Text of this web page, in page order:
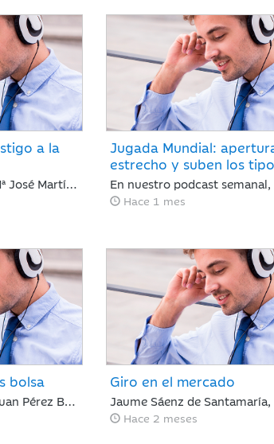
a la
En nuestro podcast, Mª José Martínez Blázquez, analiza una semana de giros radicales: el acuerdo entre EE. UU. e Irán reabre el Estrecho de Ormuz y hunde el petróleo por debajo de los 80 dólares. Mientras tanto, Kevin Warsh debuta en la Fed rompiendo el guion con un mensaje duro y menos explicaciones que promete traer volatilidad. ¿Cómo reaccionan los mercados? Con subidas en Europa y la Inteligencia Artificial imparable.
Jugada Mundial:
estrecho y suben los
Hace 1 mes
bolsa
Nuestro compañero Juan Pérez Bonilla del Departamento de Análisis analiza una semana con las bolsas al alza en Europa y Japón, tras asimilar los resultados récord de NVIDIA. Las tensiones internacionales se alivian con el principio de acuerdo entre EE. UU. e Irán, lo que relaja las curvas de renta fija. Para los próximos días, el foco estará en la evolución diplomática y los datos clave de inflación en Europa y EE. UU.
Giro en el mercado
Hace 2 meses